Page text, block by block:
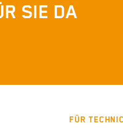
SIE DA
FÜR